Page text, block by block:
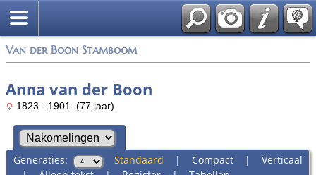
Van der Boon Stamboom
Anna van der Boon
1823 - 1901 (77 jaar)
Generaties: Standaard | Compact| Verticaal